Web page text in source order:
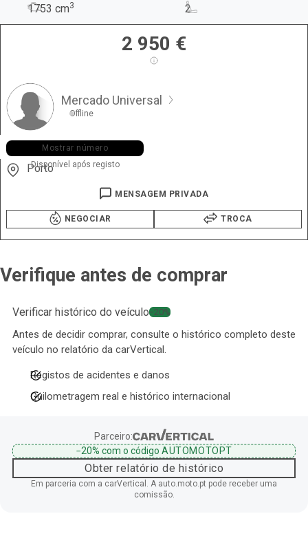
1753 cm3 2
2 950 €
Mercado Universal
Offline
+351 917 ••• •58
Mostrar número
Disponível após registo
Porto
MENSAGEM PRIVADA
NEGOCIAR TROCA
Verifique antes de comprar
Verificar histórico do veículo−20%
Antes de decidir comprar, consulte o histórico completo deste
veículo no relatório da carVertical.
Registos de acidentes e danos
Quilometragem real e histórico internacional
Parceiro:
−20%com o código AUTOMOTOPT
Obter relatório de histórico
Em parceria com a carVertical. A auto.moto.pt pode receber uma
comissão.